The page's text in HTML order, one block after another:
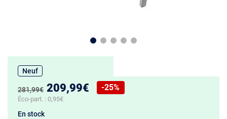
Neuf
Ancien prix :
281,99€ Nouveau prix :
209,99€
Réduction de :
-25%
Éco-part. : 0,95€
En stock